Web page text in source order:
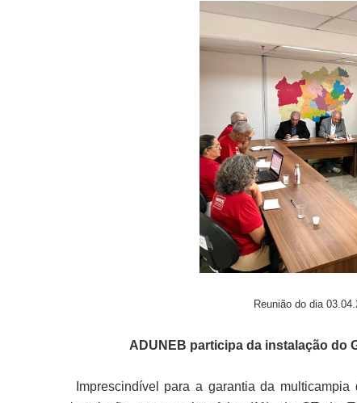
Reunião do dia
ADUNEB participa da instalação do
Imprescindível para a garantia da